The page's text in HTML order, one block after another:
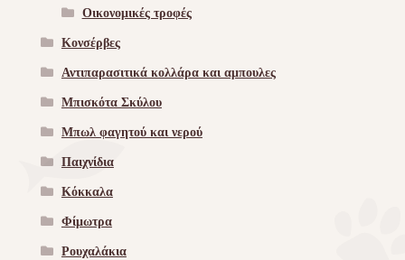
Οικονομικές τροφές
Κονσέρβες
Αντιπαρασιτικά κολλάρα και αμπουλες
Μπισκότα Σκύλου
Μπωλ φαγητού και νερού
Παιχνίδια
Κόκκαλα
Φίμωτρα
Ρουχαλάκια